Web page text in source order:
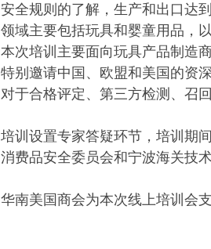
安全规则的了解，生产和出口达
领域主要包括玩具和婴童用品，
本次培训主要面向玩具产品制造
特别邀请中国、欧盟和美国的资
对于合格评定、第三方检测、召
培训设置专家答疑环节，培训期
消费品安全委员会和宁波海关技
华南美国商会为本次线上培训会支